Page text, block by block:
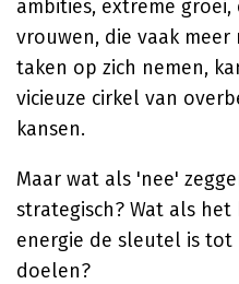
ambities, extreme
vrouwen, die vaak
taken op zich nemen,
vicieuze cirkel van
kansen.
Maar wat als 'nee'
strategisch? Wat als
energie de sleutel is tot
doelen?